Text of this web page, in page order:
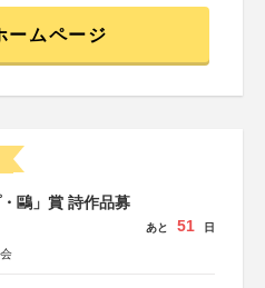
ームページ
鷗」賞 詩作品募
あと 51 日